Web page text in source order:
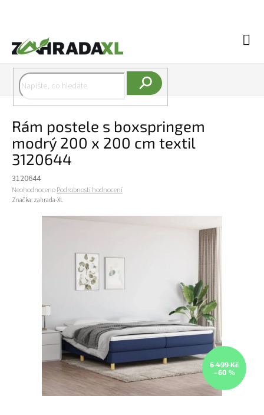
Rám postele s boxspringem
modrý 200 x 200 cm textil
3120644
3120644
Průměrné hodnocení produktu je 0,0 z 5 hvězdiček.
NeohodnocenoPodrobnosti hodnocení
Značka: zahrada-XL
6 499 Kč
–60 %